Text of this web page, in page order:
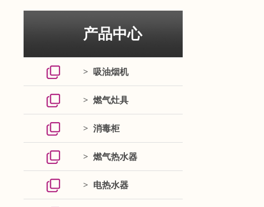
产品中心
> 吸油烟机
> 燃气灶具
> 消毒柜
> 燃气热水器
> 电热水器